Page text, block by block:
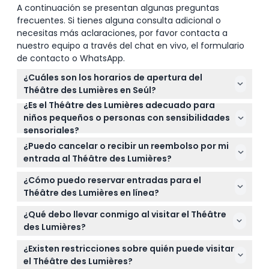
14 de junio (sábado) – 15 de junio (domingo):
cerrado todo el día
17 de junio (martes): cerrado todo el día
22 de junio (domingo) – 6 de julio (domingo):
cerrado todo el día
A continuación se presentan algunas preguntas
frecuentes. Si tienes alguna consulta adicional o
necesitas más aclaraciones, por favor contacta a
nuestro equipo a través del chat en vivo, el formulario
de contacto o WhatsApp.
¿Cuáles son los horarios de apertura del
Théâtre des Lumières en Seúl?
El Théâtre des Lumières está abierto todos los días
desde las 10:00 AM. De lunes a jueves cierra a las
6:20 PM con última admisión a las 5:30 PM, y de
viernes a domingo cierra a las 7:10 PM con última
admisión a las 6:20 PM (sujeto a cambios — por
¿Es el Théâtre des Lumières adecuado para
niños pequeños o personas con sensibilidades
sensoriales?
La exhibición es muy oscura y ruidosa en su interior,
por lo que puede no ser adecuada para bebés,
aquellas sensibles a ambientes ruidosos.
¿Puedo cancelar o recibir un reembolso por mi
entrada al Théâtre des Lumières?
Las entradas para el Théâtre des Lumières no son
reembolsables y no se pueden cancelar. Debe usar
¿Cómo puedo reservar entradas para el
Théâtre des Lumières en línea?
Puede reservar sus entradas fácilmente en línea
aquí mismo en este sitio web seleccionando su
disponibilidad y asegurar su reserva.
¿Qué debo llevar conmigo al visitar el Théâtre
des Lumières?
Lleve su confirmación de reserva en línea y
cualquier identificación requerida. Dado que la
¿Existen restricciones sobre quién puede visitar
el Théâtre des Lumières?